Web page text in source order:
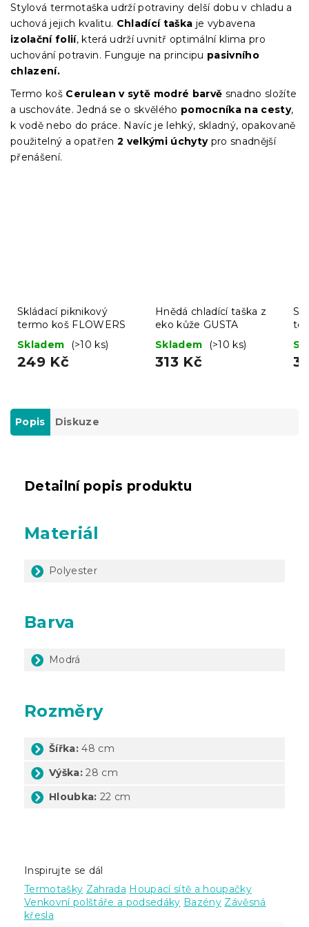
Stylová termotaška udrží potraviny delší dobu v chladu a
uchová jejich kvalitu. Chladící taška je vybavena
izolační folií, která udrží uvnitř optimální klima pro
uchování potravin. Funguje na principu pasivního
chlazení.
Termo koš Cerulean v sytě modré barvě snadno složíte
a uschováte. Jedná se o skvělého pomocníka na cesty,
k vodě nebo do práce. Navíc je lehký, skladný, opakovaně
použitelný a opatřen 2 velkými úchytypro snadnější
přenášení.
Skládací piknikový
termo koš FLOWERS
Skladem
(>10 ks)
249 Kč
Hnědá chladící taška z
eko kůže GUSTA
Skladem
(>10 ks)
313 Kč
Popis Diskuze
Detailní popis produktu
Materiál
Polyester
Barva
Modrá
Rozměry
Šířka: 48 cm
Výška: 28 cm
Hloubka: 22 cm
Inspirujte se dál
Termotašky Zahrada Houpací sítě a houpačky
Venkovní polštáře a podsedáky Bazény Závěsná
křesla